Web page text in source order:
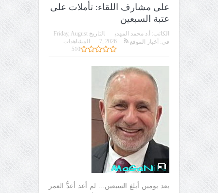
على مشارف اللقاء: تأملات على
عتبة السبعين
الكاتب: أ.د محمد المهدي التاريخ Friday, August
7, 2026
في: أخبار الموقع
المشاهدات
510
بعد يومين أبلغ السبعين... لم أعد أعدُّ العمر